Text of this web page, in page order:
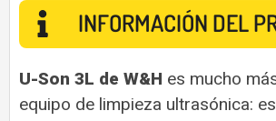
INFORMACIÓN DEL
U-Son 3L de W&H es mucho
equipo de limpieza ultrasónica: